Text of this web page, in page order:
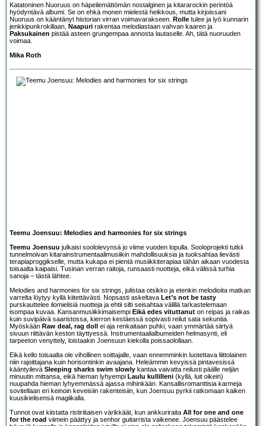
Katatoninen Nuoruus on häpeilemättömän nostalginen ja kitararockin perintöä
hyödyntävä albumi. Se on ehkä monen mielestä heikkous, mutta kirjoissani
Nuoruus on kääntänyt historian virran voimavarakseen. Rolle tulee ja lyö kunnarin
jenkkipunkrokillaan, Naapuri rakentaa melodiastaan vahvan kaaren ja
Paksukainen pistää asteen grungempaa annosta lautaselle. Ah, tätä nuoruuden
voimaa.
Mika Roth
Teemu Joensuu: Melodies and harmonies for six strings
Teemu Joensuu julkaisi soololevynsä jo viime vuoden lopulla. Sooloprojekti tutkii
tunnelmoivan kitarainstrumentaalimusiikin mahdollisuuksia ja tuoksahtaa lievästi
terapiaproggikselle, mutta kukapa ei pientä musiikkiterapiaa tähän aikaan vuodesta
toisaalta kaipaisi. Tusinan verran raitoja, runsaasti nuotteja, eikä välissä turhia
sanoja – tästä lähtee.
Melodies and harmonies for six strings, julistaa otsikko ja etenkin melodioita matkan
varrelta löytyy kyllä kiitettävästi. Nopsasti askeltava Let’s not be tasty
purskauttelee ilomielisiä nuotteja ja ehtii silti seisahtaa välillä tarkastelemaan
isompaa kuvaa. Kansanmusiikkimaisempi Eikä edes vituttanut on reipas ja raikas
kuin suvipäivä saaristossa, kierron kestäessä sopivasti reilut sata sekuntia.
Myöskään Raw deal, rag doll ei aja renkaitaan puhki, vaan ymmärtää siirtyä
sivuun riittävän keston täyttyessä. Instrumentaalialbumeiden helmasynti, eli
tarpeeton venyttely, loistaakin Joensuun kiekolla poissaolollaan.
Eikä kello toisaalta ole vihollinen soittajalle, vaan ennemminkin luotettava liittolainen
niin rajoittajana kuin horisontinkin avaajana. Heleämmin kevyissä pintavesissä
kääntyilevä Sleeping sharks swim slowly kantaa vaivatta reilusti päälle neljän
minuutin mittansa, eikä hieman lyhyempi Laulu kullilleni (kyllä, luit oikein)
nuupahda hieman lyhyemmässä ajassa mihinkään. Kansallisromanttisia karmeja
sovitellaan eri keinoin keveisiin rakenteisiin, kun Joensuu pyrkii ratkomaan kaiken
kuusikielisensä magiikalla.
Tunnot ovat kiistatta ristiriitaisen värikkäät, kun ankkuriraita All for one and one
for the road viimein päättyy ja senhor guitarrista vaikenee. Joensuu päästelee